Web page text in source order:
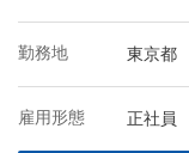
勤務地 東京都
雇用形態 正社員